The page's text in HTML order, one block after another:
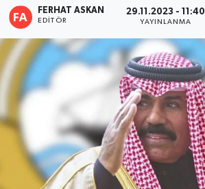
FERHAT ASKAN
EDITÖR
29.11.2023 - 11:40
YAYINLANMA
Son Dakika Haberleri
Haber Arşivi